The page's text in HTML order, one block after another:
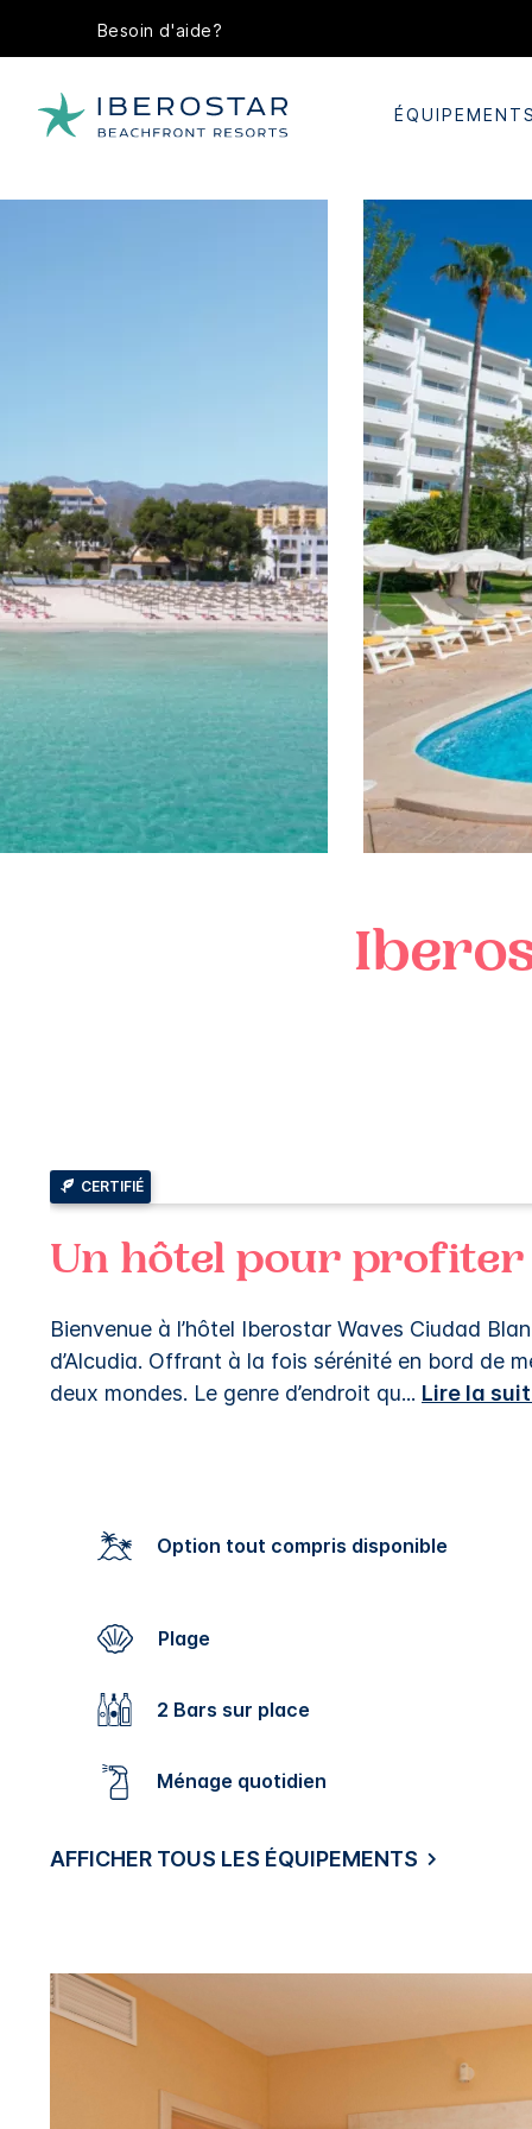
Besoin d'aide?
CERTIFIÉ
Un hôtel pour
Bienvenue à l’hôtel Iberostar Waves Ciudad
d’Alcudia. Offrant à la fois sérénité en bord de
deux mondes. Le genre d’endroit qu... Lire la
Option tout compris disponible
Plage
2 Bars sur place
Ménage quotidien
AFFICHER TOUS LES ÉQUIPEMENTS